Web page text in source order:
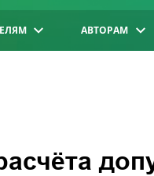
АВТОРАМ